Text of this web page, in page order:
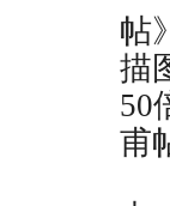
帖
描
50
甫